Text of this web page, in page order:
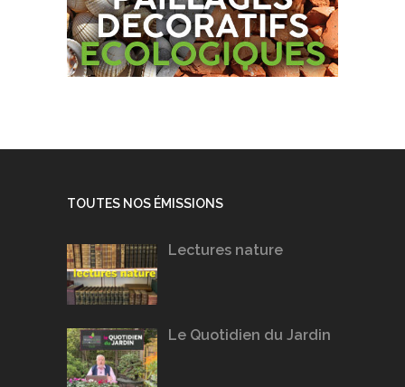
TOUTES NOS ÉMISSIONS
Lectures nature
Le Quotidien du Jardin